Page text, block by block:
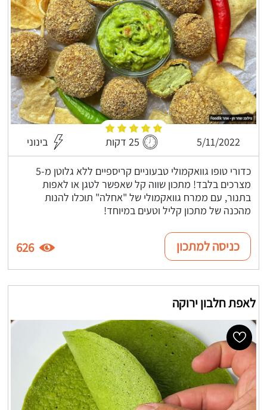
5/11/2022 25 דקות בינוני
כדורי טופו גוואקמולי טבעוניים קריספיים ללא גלוטן מ-5
מצרכים בלבד! מתכון שווה קל שאפשר לטגן או לאפות
בתנור, עם ממרח גוואקמולי של "אחלה" תוכלו להנות
מהכנה של מתכון קליל וטעים במיוחד!
כניסה למתכון 626
לאפת חלבון ירוקה